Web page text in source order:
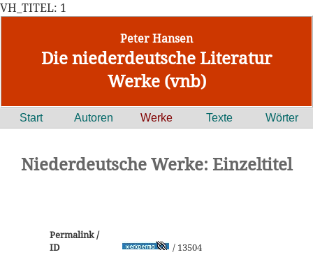
VH_TITEL: 1
Peter Hansen
Die niederdeutsche Literatur
Werke (vnb)
Start Autoren Werke Texte Wörter
Niederdeutsche Werke: Einzeltitel
Permalink /
ID
/ 13504